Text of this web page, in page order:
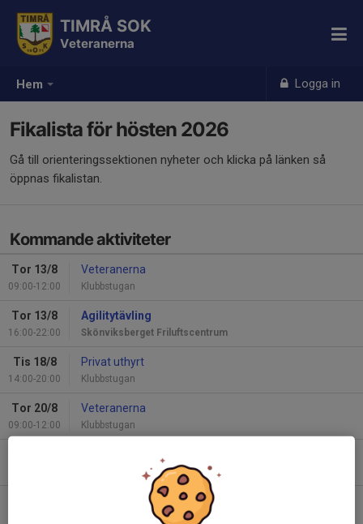
Hem Logga in
TIMRÅ SOK
Veteranerna
Fikalista för hösten 2026
Gå till orienteringssektionen nyheter och klicka på länken så
öppnas fikalistan.
Kommande aktiviteter
Tor 13/8
09:00-12:00
Veteranerna
Klubbstugan
Tor 13/8
16:00-22:00
Agilitytävling
Skönviksberget Friluftscentrum
Tis 18/8
14:00-20:00
Privat uthyrt
Klubbstugan
Tor 20/8
09:00-12:00
Veteranerna
Klubbstugan
Skönviksberget Friluftscentrum
Agilitytävling
Skönviksberget Friluftscentrum